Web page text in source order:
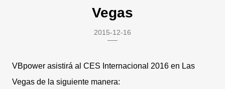
Vegas
2015-12-16